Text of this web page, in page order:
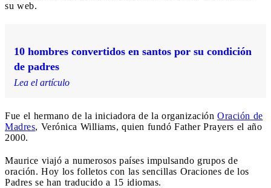
su web.
10 hombres convertidos en santos por su condición
de padres
Lea el artículo
Fue el hermano de la iniciadora de la organización Oración de
Madres, Verónica Williams, quien fundó Father Prayers el año
2000.
Maurice viajó a numerosos países impulsando grupos de
oración. Hoy los folletos con las sencillas Oraciones de los
Padres se han traducido a 15 idiomas.